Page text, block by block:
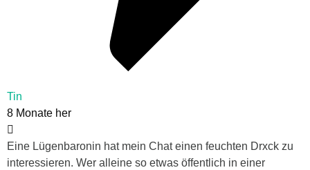
Tin
8 Monate her
Eine Lügenbaronin hat mein Chat einen feuchten Drxck zu
interessieren. Wer alleine so etwas öffentlich in einer